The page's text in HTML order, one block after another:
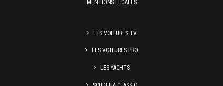
MENTIONS LÉGALES
LES VOITURES TV
LES VOITURES PRO
LES YACHTS